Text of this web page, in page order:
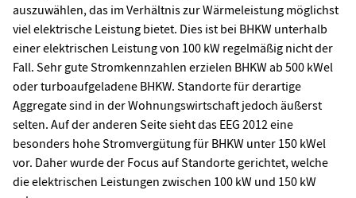
auszuwählen, das im Verhältnis zur Wärmeleistung möglichst
viel elektrische Leistung bietet. Dies ist bei BHKW unterhalb
einer elektrischen Leistung von 100 kW regelmäßig nicht der
Fall. Sehr gute Stromkennzahlen erzielen BHKW ab 500 kWel
oder turboaufgeladene BHKW. Standorte für derartige
Aggregate sind in der Wohnungswirtschaft jedoch äußerst
selten. Auf der anderen Seite sieht das EEG 2012 eine
besonders hohe Stromvergütung für BHKW unter 150 kWel
vor. Daher wurde der Focus auf Standorte gerichtet, welche
die elektrischen Leistungen zwischen 100 kW und 150 kW